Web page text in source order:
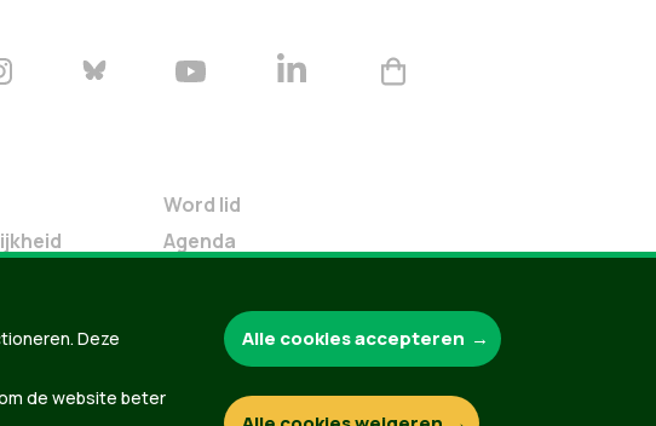
Word lid
Agenda
Verleng je lidmaatschap
Programma oktober 2024
Deze
de website beter
Alle cookies accepteren